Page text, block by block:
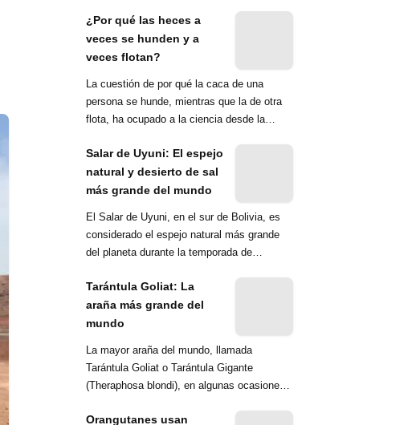
¿Por qué las heces a
veces se hunden y a
veces flotan?
La cuestión de por qué la caca de una
persona se hunde, mientras que la de otra
flota, ha ocupado a la ciencia desde la
Salar de Uyuni: El espejo
natural y desierto de sal
más grande del mundo
El Salar de Uyuni, en el sur de Bolivia, es
considerado el espejo natural más grande
del planeta durante la temporada de
Tarántula Goliat: La
araña más grande del
mundo
La mayor araña del mundo, llamada
Tarántula Goliat o Tarántula Gigante
(Theraphosa blondi), en algunas ocasiones
Orangutanes usan